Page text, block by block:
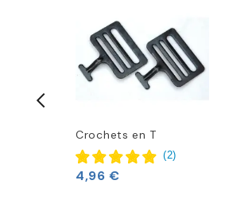
Crochets en T
(2)
4,96 €